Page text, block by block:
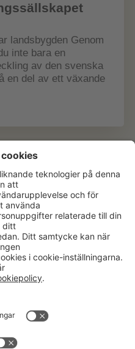
landsbygden Genom
inte bara en
av den svenska
en del av ett växande
Verksamheter
Om Hushållningssällskapet